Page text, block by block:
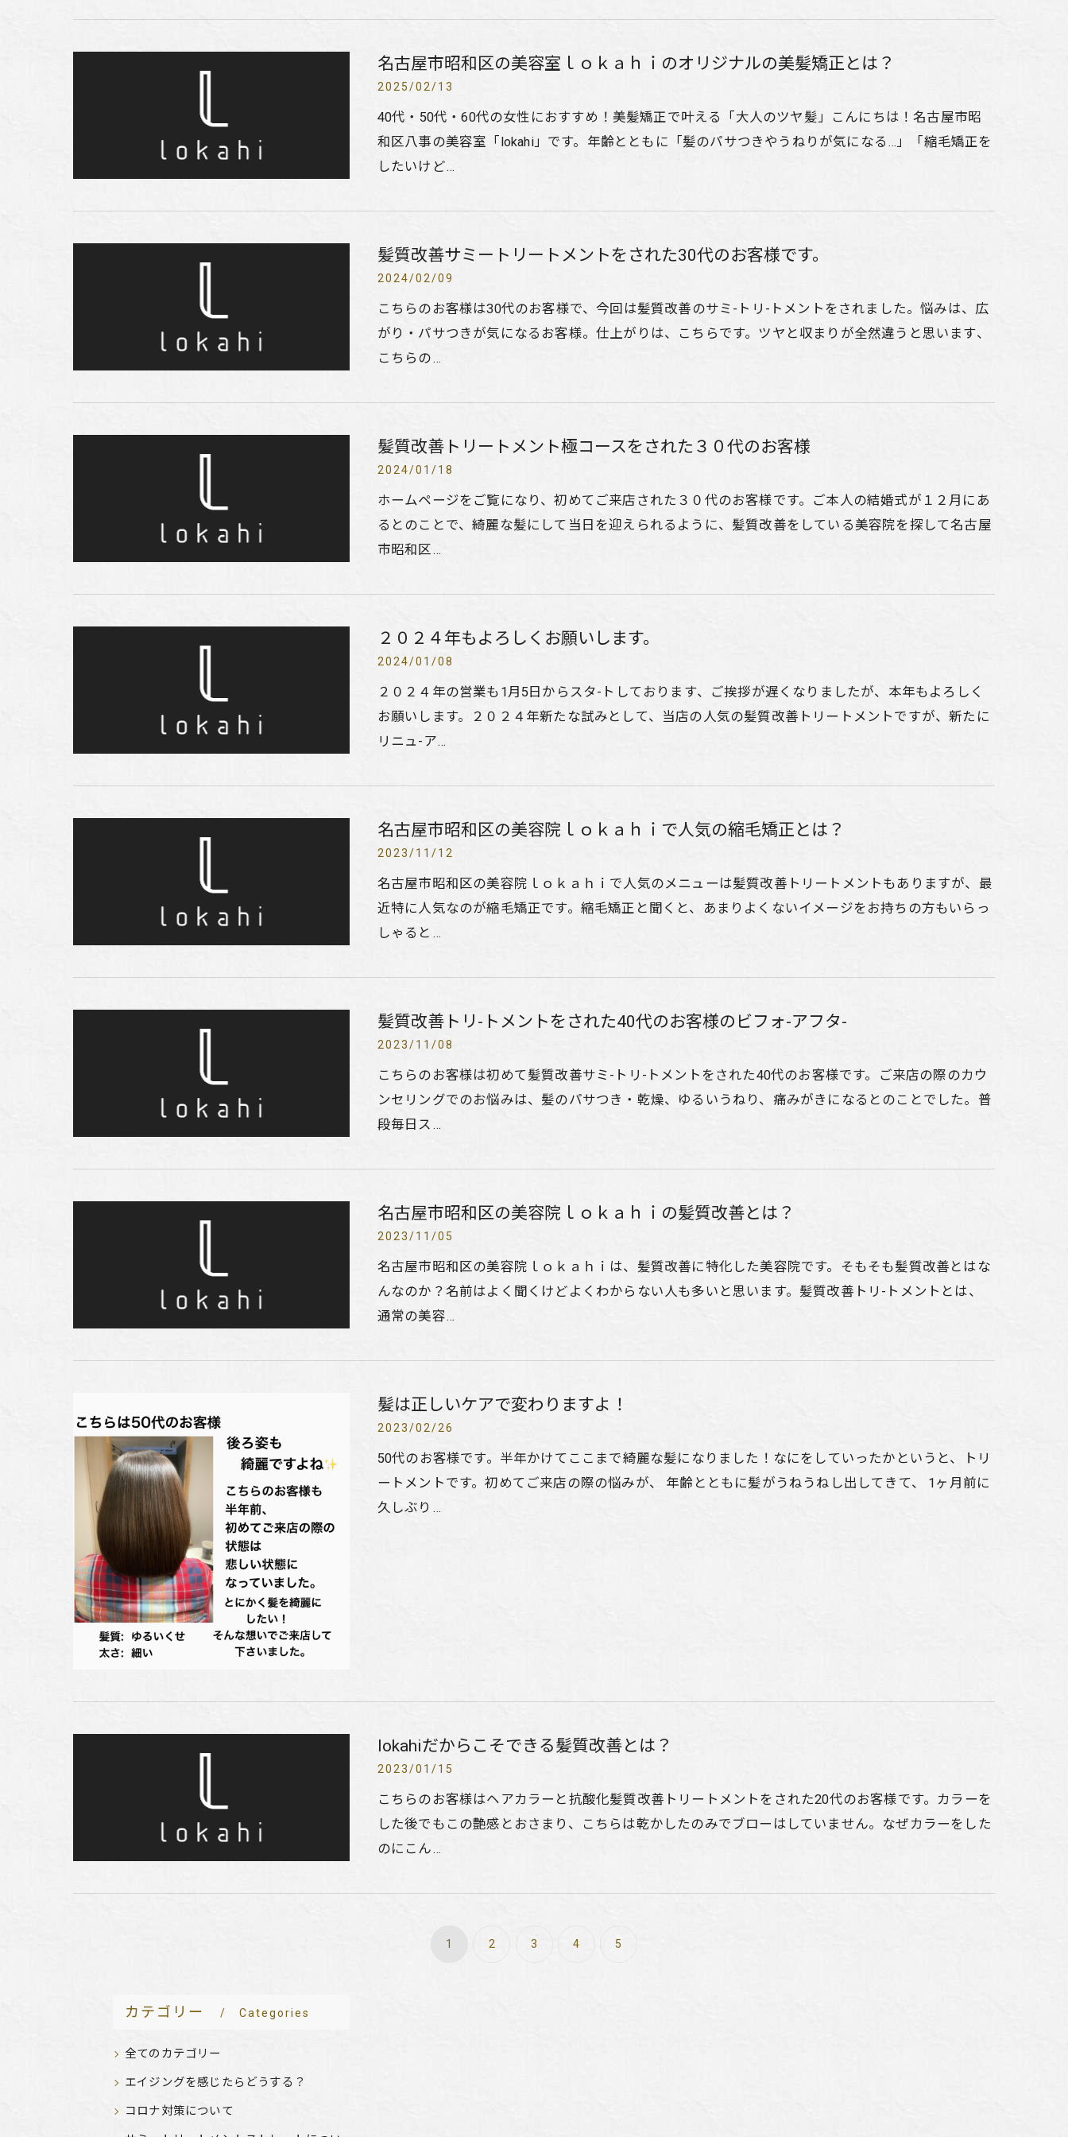
名古屋市昭和区の美容室ｌｏｋａｈｉのオリジナルの美髪矯正とは？
2025/02/13
40代・50代・60代の女性におすすめ！美髪矯正で叶える「大人のツヤ髪」こんにちは！名古屋市昭
和区八事の美容室「lokahi」です。年齢とともに「髪のパサつきやうねりが気になる…」「縮毛矯正を
したいけど…
髪質改善サミートリートメントをされた30代のお客様です。
2024/02/09
こちらのお客様は30代のお客様で、今回は髪質改善のサミ-トリ-トメントをされました。悩みは、広
がり・パサつきが気になるお客様。仕上がりは、こちらです。ツヤと収まりが全然違うと思います、
こちらの…
髪質改善トリートメント極コースをされた３０代のお客様
2024/01/18
ホームページをご覧になり、初めてご来店された３０代のお客様です。ご本人の結婚式が１２月にあ
るとのことで、綺麗な髪にして当日を迎えられるように、髪質改善をしている美容院を探して名古屋
市昭和区…
２０２４年もよろしくお願いします。
2024/01/08
２０２４年の営業も1月5日からスタ-トしております、ご挨拶が遅くなりましたが、本年もよろしく
お願いします。２０２４年新たな試みとして、当店の人気の髪質改善トリートメントですが、新たに
リニュ-ア…
名古屋市昭和区の美容院ｌｏｋａｈｉで人気の縮毛矯正とは？
2023/11/12
名古屋市昭和区の美容院ｌｏｋａｈｉで人気のメニューは髪質改善トリートメントもありますが、最
近特に人気なのが縮毛矯正です。縮毛矯正と聞くと、あまりよくないイメージをお持ちの方もいらっ
しゃると…
髪質改善トリ-トメントをされた40代のお客様のビフォ-アフタ-
2023/11/08
こちらのお客様は初めて髪質改善サミ-トリ-トメントをされた40代のお客様です。ご来店の際のカウ
ンセリングでのお悩みは、髪のパサつき・乾燥、ゆるいうねり、痛みがきになるとのことでした。普
段毎日ス…
名古屋市昭和区の美容院ｌｏｋａｈｉの髪質改善とは？
2023/11/05
名古屋市昭和区の美容院ｌｏｋａｈｉは、髪質改善に特化した美容院です。そもそも髪質改善とはな
んなのか？名前はよく聞くけどよくわからない人も多いと思います。髪質改善トリ-トメントとは、
通常の美容…
髪は正しいケアで変わりますよ！
2023/02/26
50代のお客様です。半年かけてここまで綺麗な髪になりました！なにをしていったかというと、トリ
ートメントです。初めてご来店の際の悩みが、 年齢とともに髪がうねうねし出してきて、 1ヶ月前に
久しぶり…
lokahiだからこそできる髪質改善とは？
2023/01/15
こちらのお客様はヘアカラーと抗酸化髪質改善トリートメントをされた20代のお客様です。カラーを
した後でもこの艶感とおさまり、こちらは乾かしたのみでブローはしていません。なぜカラーをした
のにこん…
1 2 3 4 5
カテゴリー Categories
全てのカテゴリー
エイジングを感じたらどうする？
コロナ対策について